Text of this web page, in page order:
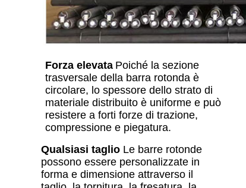
Forza elevata Poiché la sezione
trasversale della barra rotonda è
circolare, lo spessore dello strato di
materiale distribuito è uniforme e può
resistere a forti forze di trazione,
compressione e piegatura.
Qualsiasi taglio Le barre rotonde
possono essere personalizzate in
forma e dimensione attraverso il